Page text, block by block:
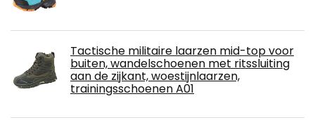
Tactische militaire laarzen mid-top voor
buiten, wandelschoenen met ritssluiting
aan de zijkant, woestijnlaarzen,
trainingsschoenen A01